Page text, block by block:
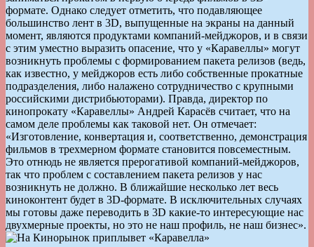
формате. Однако следует отметить, что подавляющее
большинство лент в 3D, выпущенные на экраны на данный
момент, являются продуктами компаний-мейджоров, и в связи
с этим уместно выразить опасение, что у «Каравеллы» могут
возникнуть проблемы с формированием пакета релизов (ведь,
как известно, у мейджоров есть либо собственные прокатные
подразделения, либо налажено сотрудничество с крупными
российскими дистрибьюторами). Правда, директор по
кинопрокату «Каравеллы» Андрей Карасёв считает, что на
самом деле проблемы как таковой нет. Он отмечает:
«Изготовление, конвертация и, соответственно, демонстрация
фильмов в трехмерном формате становится повсеместным.
Это отнюдь не является прерогативой компаний-мейджоров,
так что проблем с составлением пакета релизов у нас
возникнуть не должно. В ближайшие несколько лет весь
киноконтент будет в 3D-формате. В исключительных случаях
мы готовы даже переводить в 3D какие-то интересующие нас
двухмерные проекты, но это не наш профиль, не наш бизнес».